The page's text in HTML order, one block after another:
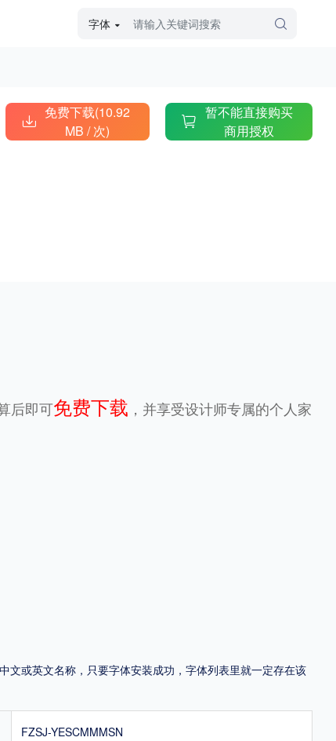
硬笔手写 毛笔飞白 粉笔勾绘 个性书体
国大陆 中国港澳台 中国西藏 老挝 越南
权风险！
字体
免费下载(10.92
MB /次)
暂不能直接购买
商用授权
后即可免费下载 ，并享受设计师专属的个人家
文或英文名称，只要字体安装成功，字体列表里就一定存在该
FZSJ-YESCMMMSN